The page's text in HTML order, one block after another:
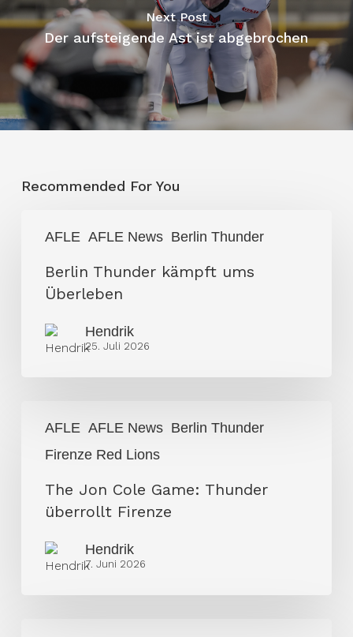
Next Post
Der aufsteigende Ast ist abgebrochen
Recommended For You
AFLE AFLE News Berlin Thunder
Thunder
kämpftBerlin Thunder kämpft ums
Überleben
Hendrik
25. Juli 2026
AFLE AFLE News Berlin Thunder
Firenze Red Lions
Cole
Thunder
Firenze
The Jon Cole Game: Thunder
überrollt Firenze
Hendrik
7. Juni 2026